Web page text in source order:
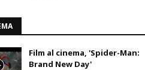
Film al cinema, 'Spider-Man:
Brand New Day'